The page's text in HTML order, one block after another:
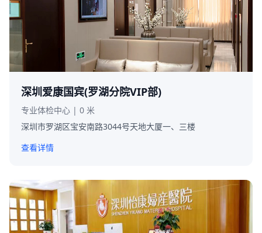
深圳爱康国宾(罗湖分院VIP部)
专业体检中心 | 0 米
深圳市罗湖区宝安南路3044号天地大厦一、三楼
查看详情